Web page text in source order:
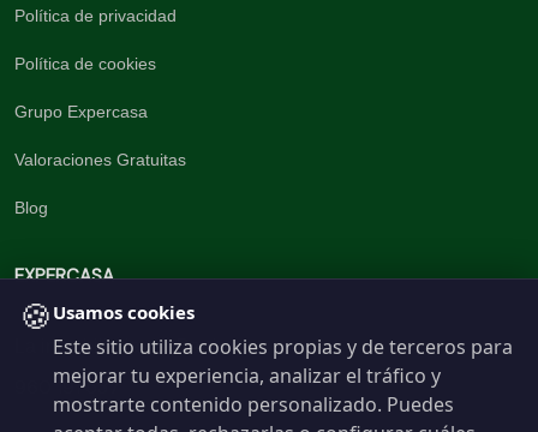
Política de privacidad
Política de cookies
Grupo Expercasa
Valoraciones Gratuitas
Blog
EXPERCASA
La inmobiliaria del Barrio
960 191 537
🍪 Usamos cookies
Este sitio utiliza cookies propias y de terceros para
mejorar tu experiencia, analizar el tráfico y
mostrarte contenido personalizado. Puedes